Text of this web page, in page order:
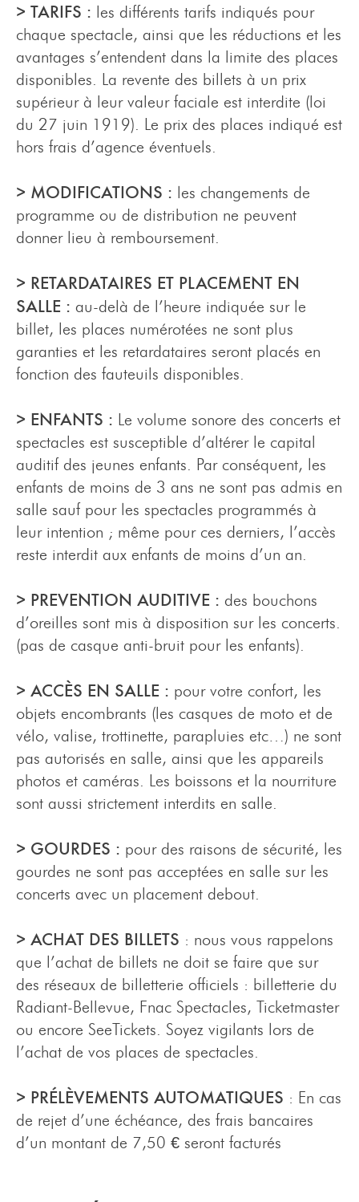
> TARIFS : les différents tarifs indiqués pour
chaque spectacle, ainsi que les réductions et les
avantages s’entendent dans la limite des places
disponibles. La revente des billets à un prix
supérieur à leur valeur faciale est interdite (loi
du 27 juin 1919). Le prix des places indiqué est
hors frais d’agence éventuels.
> MODIFICATIONS : les changements de
programme ou de distribution ne peuvent
donner lieu à remboursement.
> RETARDATAIRES ET PLACEMENT EN
SALLE : au-delà de l’heure indiquée sur le
billet, les places numérotées ne sont plus
garanties et les retardataires seront placés en
fonction des fauteuils disponibles.
> ENFANTS : Le volume sonore des concerts et
spectacles est susceptible d’altérer le capital
auditif des jeunes enfants. Par conséquent, les
enfants de moins de 3 ans ne sont pas admis en
salle sauf pour les spectacles programmés à
leur intention ; même pour ces derniers, l’accès
reste interdit aux enfants de moins d’un an.
> PREVENTION AUDITIVE : des bouchons
d’oreilles sont mis à disposition sur les concerts.
(pas de casque anti-bruit pour les enfants).
> ACCÈS EN SALLE : pour votre confort, les
objets encombrants (les casques de moto et de
vélo, valise, trottinette, parapluies etc…) ne sont
pas autorisés en salle, ainsi que les appareils
photos et caméras. Les boissons et la nourriture
sont aussi strictement interdits en salle.
> GOURDES : pour des raisons de sécurité, les
gourdes ne sont pas acceptées en salle sur les
concerts avec un placement debout.
> ACHAT DES BILLETS : nous vous rappelons
que l’achat de billets ne doit se faire que sur
des réseaux de billetterie officiels : billetterie du
Radiant-Bellevue, Fnac Spectacles, Ticketmaster
ou encore SeeTickets. Soyez vigilants lors de
l’achat de vos places de spectacles.
> PRÉLÈVEMENTS AUTOMATIQUES : En cas
de rejet d’une échéance, des frais bancaires
d’un montant de 7,50 € seront facturés